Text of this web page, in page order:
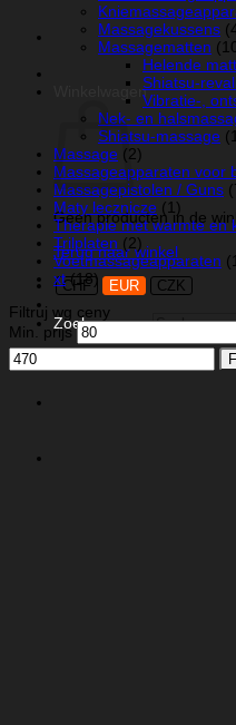
Winkelwagen
Geen producten in de
Terug naar winkel
CHF EUR CZK
Zoeken naar:
Massagekussens
Massagematten
Helende
Shiatsu-
Vibratie-,
Nek- en
Shiatsu-massage
Massage (2)
Massageapparaten voor
Massagepistolen / Guns
Maty lecznicze (1)
Therapie met warmte en
Trilplaten (2)
Voetmassageapparaten
xt (18)
Filtruj wg ceny
Min. prijs